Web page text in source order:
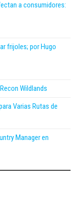
a consumidores:
frijoles; por Hugo
Wildlands
Varias Rutas de
Manager en